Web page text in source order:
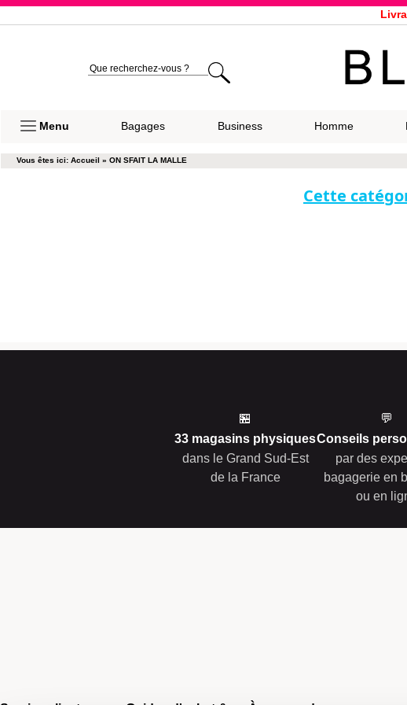
Expédition le jour
33
Menu Bagages Business Homme
Vous êtes ici: Accueil » ON SFAIT LA MALLE
Cette
🏪
33 magasins physiques
dans le Grand Sud-Est
de la France
💬
Conseils
par des
bagagerie en
ou en